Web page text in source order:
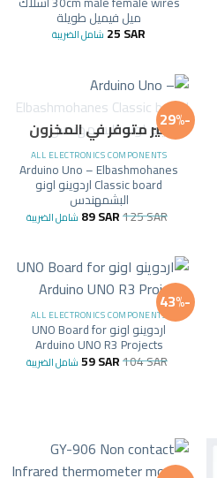
ميل فيميل طويلة
25SAR شامل الضريبة
-29% غير متوفر في المخزون
ALL ELECTRONICS COMPONENTS
Arduino Uno – Elbashmohanes
Classic board اردوينو اونو
البشمهندس
125SAR
89SAR شامل الضريبة
-43%
ALL ELECTRONICS COMPONENTS
اردوينو اونو UNO Board for
Arduino UNO R3 Projects
104SAR
59SAR شامل الضريبة